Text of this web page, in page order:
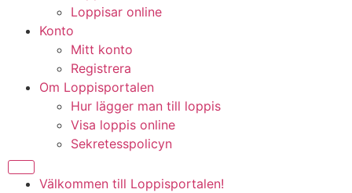
Loppisar online
Konto
Mitt konto
Registrera
Om Loppisportalen
Hur lägger man till loppis
Visa loppis online
Sekretesspolicyn
Välkommen till Loppisportalen!